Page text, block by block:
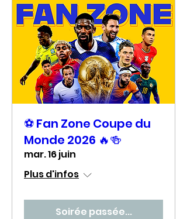
⚽ Fan Zone Coupe du
Monde 2026 🔥🍻
mar. 16 juin
Plus d'infos
Soirée passée...